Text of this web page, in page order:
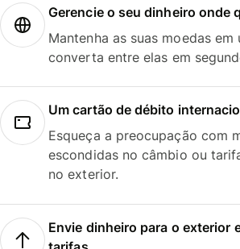
Gerencie o seu dinheiro onde
Mantenha as suas moedas em
converta entre elas em
Um cartão de débito
Esqueça a preocupação com
escondidas no câmbio ou
no exterior.
Envie dinheiro para o exterior